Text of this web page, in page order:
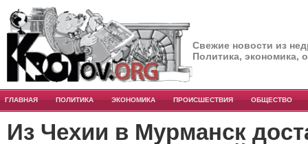
Свежие новости из
Политика, экономика,
ГЛАВНАЯ ПОЛИТИКА ЭКОНОМИКА ПРОИСШЕСТВИЯ ОБЩЕСТВО
Из Чехии в Мурманск